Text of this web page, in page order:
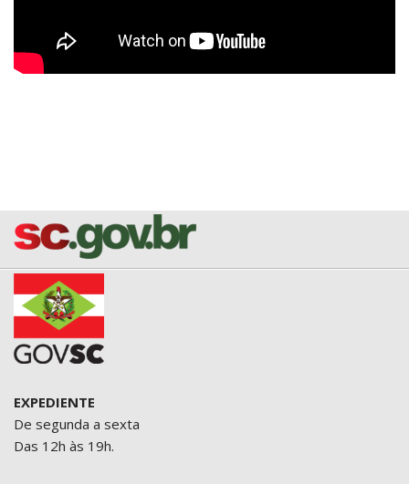
EXPEDIENTE
De segunda a sexta
Das 12h às 19h.